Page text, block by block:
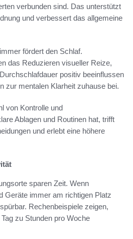
verbunden sind. Das unterstützt
und verbessert das allgemeine
fördert den Schlaf.
das Reduzieren visueller Reize,
positiv beeinflussen
zur mentalen Klarheit zuhause bei.
von Kontrolle und
Ablagen und Routinen hat, trifft
und erlebt eine höhere
sparen Zeit. Wenn
Geräte immer am richtigen Platz
Rechenbeispiele zeigen,
zu Stunden pro Woche